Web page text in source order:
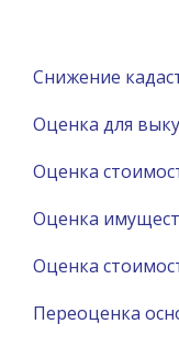
Снижение
Оценка для
Оценка
Оценка
Оценка
Переоценка